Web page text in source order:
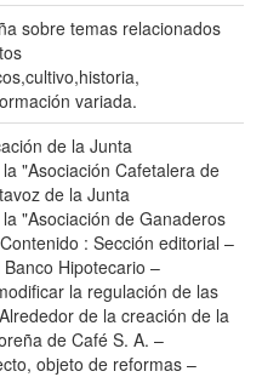
sobre temas relacionados
variada.
de la Junta
"Asociación Cafetalera de
de la Junta
"Asociación de Ganaderos
: Sección editorial –
Hipotecario –
la regulación de las
de la creación de la
de Café S. A. –
objeto de reformas –